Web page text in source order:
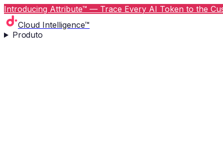
Introducing Attribute™ — Trace Every AI Token to the
Cloud Intelligence™
Produto